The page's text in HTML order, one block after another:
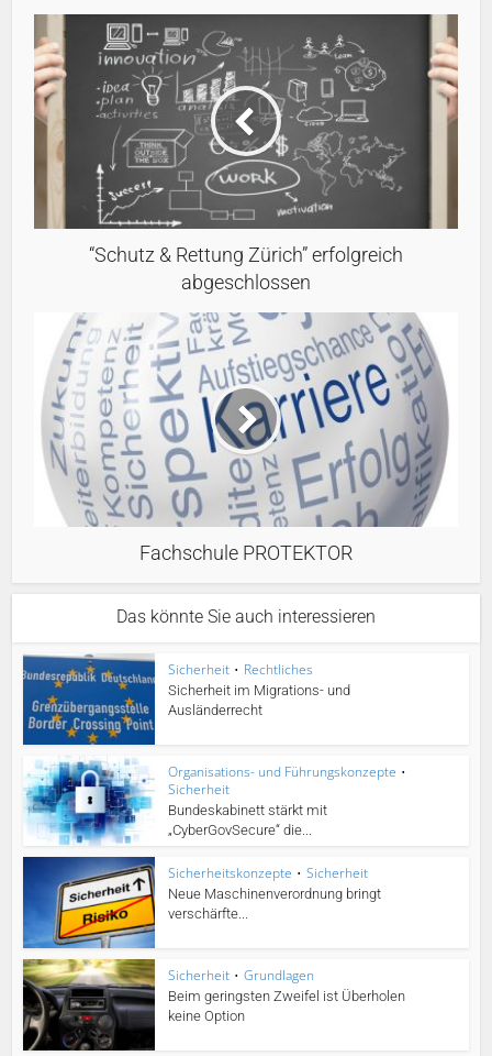
“Schutz & Rettung Zürich” erfolgreich
abgeschlossen
Fachschule PROTEKTOR
Das könnte Sie auch interessieren
Sicherheit • Rechtliches
Sicherheit im Migrations- und
Ausländerrecht
Organisations- und Führungskonzepte •
Sicherheit
Bundeskabinett stärkt mit
„CyberGovSecure“ die...
Sicherheitskonzepte • Sicherheit
Neue Maschinenverordnung bringt
verschärfte...
Sicherheit • Grundlagen
Beim geringsten Zweifel ist Überholen
keine Option